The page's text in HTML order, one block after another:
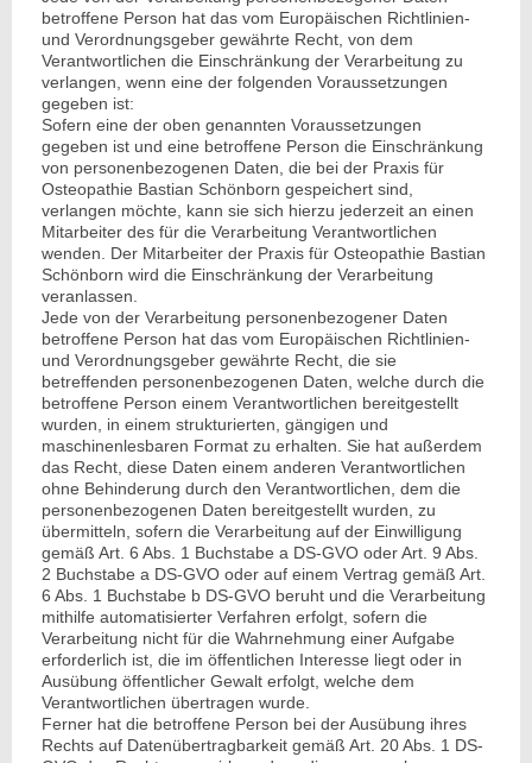
betroffene Person hat das vom Europäischen Richtlinien-
und Verordnungsgeber gewährte Recht, von dem
Verantwortlichen die Einschränkung der Verarbeitung zu
verlangen, wenn eine der folgenden Voraussetzungen
gegeben ist:
Sofern eine der oben genannten Voraussetzungen
gegeben ist und eine betroffene Person die Einschränkung
von personenbezogenen Daten, die bei der Praxis für
Osteopathie Bastian Schönborn gespeichert sind,
verlangen möchte, kann sie sich hierzu jederzeit an einen
Mitarbeiter des für die Verarbeitung Verantwortlichen
wenden. Der Mitarbeiter der Praxis für Osteopathie Bastian
Schönborn wird die Einschränkung der Verarbeitung
veranlassen.
Jede von der Verarbeitung personenbezogener Daten
betroffene Person hat das vom Europäischen Richtlinien-
und Verordnungsgeber gewährte Recht, die sie
betreffenden personenbezogenen Daten, welche durch die
betroffene Person einem Verantwortlichen bereitgestellt
wurden, in einem strukturierten, gängigen und
maschinenlesbaren Format zu erhalten. Sie hat außerdem
das Recht, diese Daten einem anderen Verantwortlichen
ohne Behinderung durch den Verantwortlichen, dem die
personenbezogenen Daten bereitgestellt wurden, zu
übermitteln, sofern die Verarbeitung auf der Einwilligung
gemäß Art. 6 Abs. 1 Buchstabe a DS-GVO oder Art. 9 Abs.
2 Buchstabe a DS-GVO oder auf einem Vertrag gemäß Art.
6 Abs. 1 Buchstabe b DS-GVO beruht und die Verarbeitung
mithilfe automatisierter Verfahren erfolgt, sofern die
Verarbeitung nicht für die Wahrnehmung einer Aufgabe
erforderlich ist, die im öffentlichen Interesse liegt oder in
Ausübung öffentlicher Gewalt erfolgt, welche dem
Verantwortlichen übertragen wurde.
Ferner hat die betroffene Person bei der Ausübung ihres
Rechts auf Datenübertragbarkeit gemäß Art. 20 Abs. 1 DS-